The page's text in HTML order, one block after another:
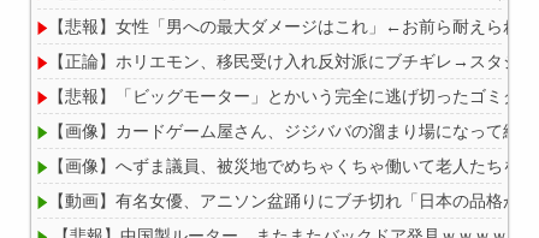
【悲報】女性「男への最大ダメージはこれ」←お前ら耐えられ
【正論】ホリエモン、移民受け入れ反対派にブチギレ→スタジ
【悲報】「ビッグモーター」とかいう完全に逃げ切ったゴミク
【画像】カードゲーム屋さん、ジジババの溜まり場になって終
【画像】へずま議員、被災地でめちゃくちゃ働いて老人たちを
【動画】有名女優、アニソン盆踊りにブチ切れ「日本の品格が